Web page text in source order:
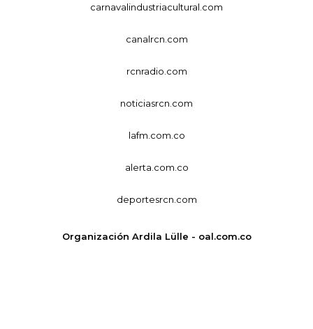
carnavalindustriacultural.com
canalrcn.com
rcnradio.com
noticiasrcn.com
lafm.com.co
alerta.com.co
deportesrcn.com
Organización Ardila Lülle - oal.com.co